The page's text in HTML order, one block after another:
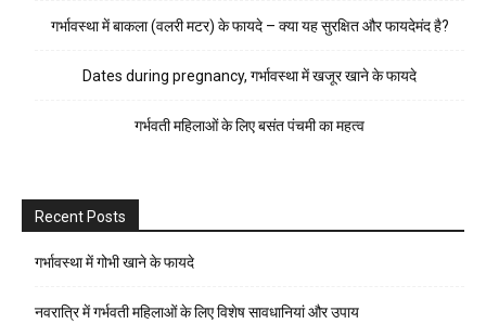
गर्भावस्था में बाकला (वलरी मटर) के फायदे – क्या यह सुरक्षित और फायदेमंद है?
Dates during pregnancy, गर्भावस्था में खजूर खाने के फायदे
गर्भवती महिलाओं के लिए बसंत पंचमी का महत्व
Recent Posts
गर्भावस्था में गोभी खाने के फायदे
नवरात्रि में गर्भवती महिलाओं के लिए विशेष सावधानियां और उपाय